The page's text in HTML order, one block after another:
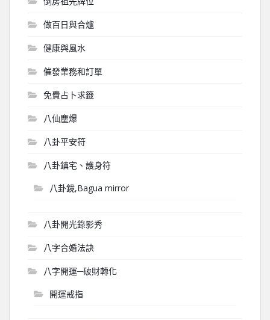
做百日與合爐
健康與風水
催發業務和訂單
免費占卜求籤
八仙塵爆
八卦平安符
八卦鎮宅、護身符
八卦鏡,Bagua mirror
八卦開光錄影秀
八字合婚法訣
八字開運─破財轉化
開運戒指